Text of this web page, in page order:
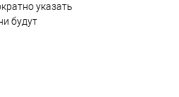
указать
будут